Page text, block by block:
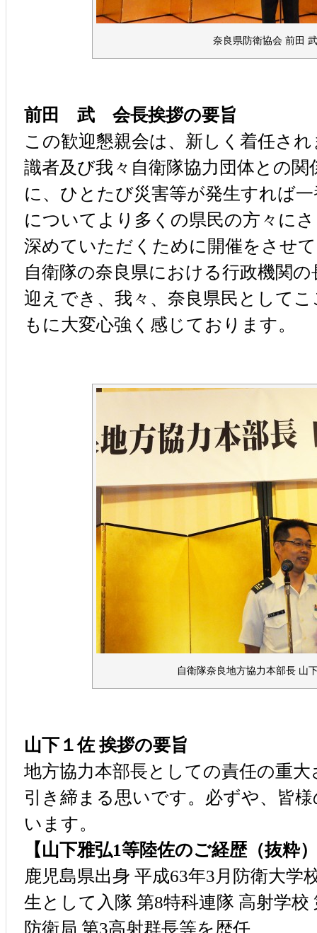
奈良県防衛協会 前田
前田 武 会長挨拶の要旨
この歓迎懇親会は、新しく着任さ
識者及び我々自衛隊協力団体との
に、ひとたび災害等が発生すれば
についてより多くの県民の方々に
深めていただくために開催をさせ
自衛隊の奈良県における行政機関
迎えでき、我々、奈良県民として
もに大変心強く感じております。
自衛隊奈良地方協力本部長 山
山下１佐 挨拶の要旨
地方協力本部長としての責任の重
引き締まる思いです。必ずや、皆
います。
【山下雅弘1等陸佐のご経歴（抜粋
鹿児島県出身 平成63年3月防衛大学
生として入隊 第8特科連隊 高射学校
防衛局 第3高射群長等を歴任